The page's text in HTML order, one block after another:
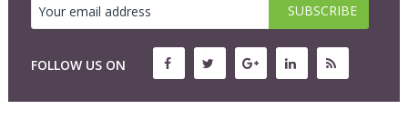
FOLLOW US ON